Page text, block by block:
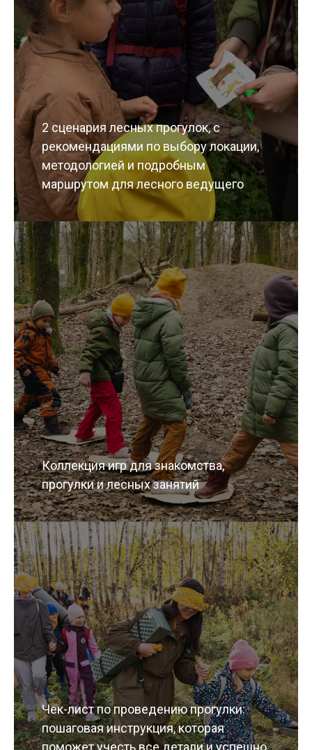
2 сценария лесных прогулок, с
рекомендациями по выбору локации,
методологией и подробным
маршрутом для лесного ведущего
Коллекция игр для знакомства,
прогулки и лесных занятий
Чек-лист по проведению прогулки:
пошаговая инструкция, которая
поможет учесть все детали и успешно